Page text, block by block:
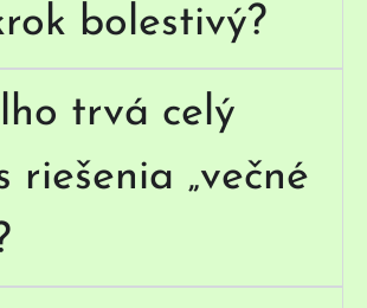
bolestivý?
trvá celý
riešenia „večné